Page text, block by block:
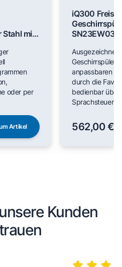
Stahl mit
oder per
Artikel
iQ300
Geschirrspüler
anpassbaren
durch die
bedienbar über
562,00 €
Kunden